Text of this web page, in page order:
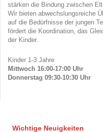
stärken die Bindung zwischen
Wir bieten abwechslungsreiche
auf die Bedürfnisse der jungen
fördert die Koordination, das
der Kinder.
Kinder 1-3 Jahre
Mittwoch 16:00-17:00 Uhr
Donnerstag 09:30-10:30 Uhr
Wichtige Neuigkeiten